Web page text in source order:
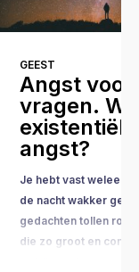
GEEST
Angst voor
vragen.
existentiële
angst?
Je hebt vast weleens
de nacht wakker
gedachten tollen
die zo groot en